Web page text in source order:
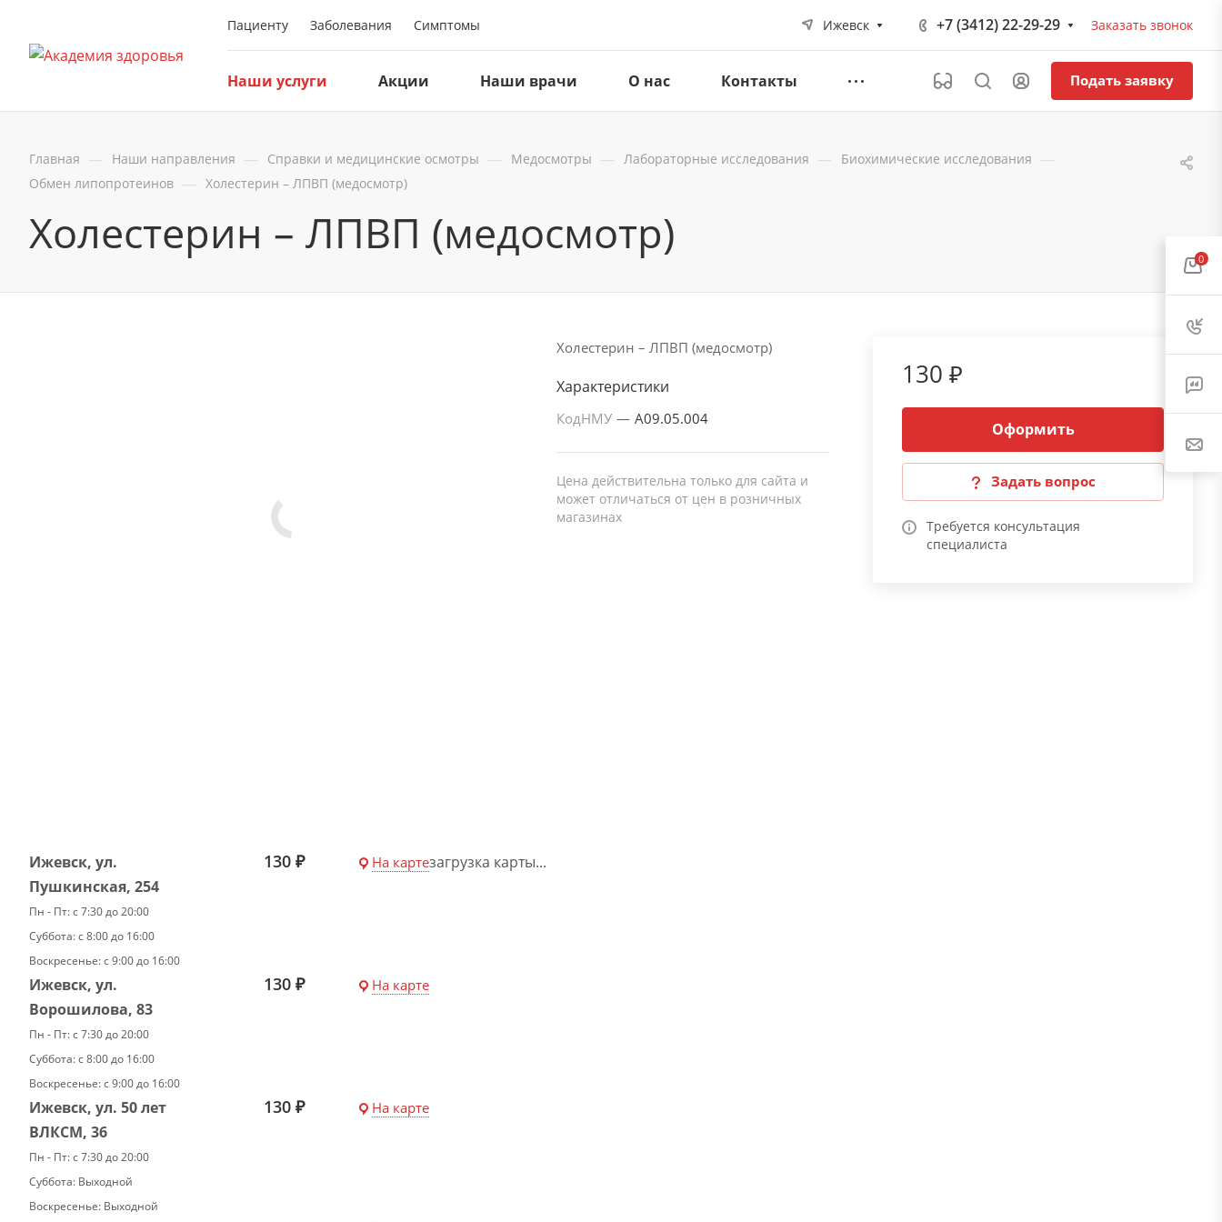
Пациенту Заболевания Симптомы Ижевск +7 (3412) 22-29-29 Заказать звонок
Наши услуги Акции Наши врачи О нас Контакты Подать заявку
Главная — Наши направления — Справки и медицинские осмотры — Медосмотры — Лабораторные исследования — Биохимические исследования —
Обмен липопротеинов — Холестерин – ЛПВП (медосмотр)
Холестерин – ЛПВП (медосмотр)
130 ₽
Оформить
Задать вопрос
Требуется консультация
специалиста
Холестерин – ЛПВП (медосмотр)
Характеристики
КодНМУ — A09.05.004
Цена действительна только для сайта и
может отличаться от цен в розничных
магазинах
Ижевск, ул.
Пушкинская, 254
Пн - Пт: с 7:30 до 20:00
Суббота: с 8:00 до 16:00
Воскресенье: с 9:00 до 16:00
130 ₽ На карте
Ижевск, ул.
Ворошилова, 83
Пн - Пт: с 7:30 до 20:00
Суббота: с 8:00 до 16:00
Воскресенье: с 9:00 до 16:00
130 ₽ На карте
Ижевск, ул. 50 лет
ВЛКСМ, 36
Пн - Пт: с 7:30 до 20:00
Суббота: Выходной
Воскресенье: Выходной
130 ₽ На карте
загрузка карты...
0